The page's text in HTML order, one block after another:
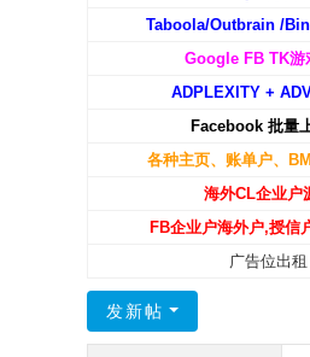
Taboola/Outbrain /
Google FB TK游
ADPLEXITY +
Facebook 批量
各种主页、账单户、BM
海外CL企业户
FB企业户海外户,授信
广告位出租
发新帖